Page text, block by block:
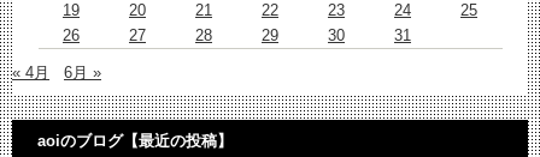
19
20 21 22 23 24
25
26
27 28 29 30 31
« 4月 6月 »
aoiのブログ【最近の投稿】